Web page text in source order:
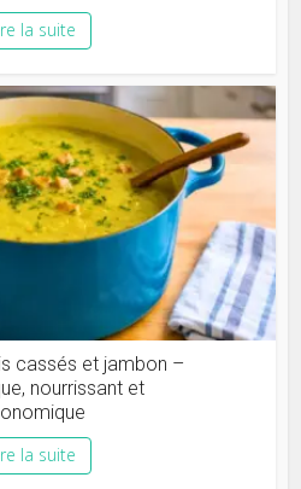
la suite
cassés et jambon –
nourrissant et
la suite